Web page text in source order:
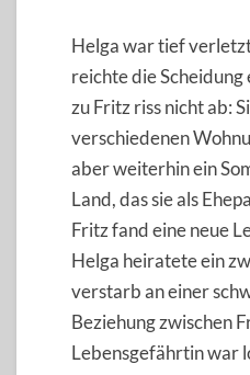
Helga war tief
reichte die Scheidung
zu Fritz riss nicht ab:
verschiedenen
aber weiterhin ein
Land, das sie als
Fritz fand eine neue
Helga heiratete ein
verstarb an einer
Beziehung zwischen
Lebensgefährtin war